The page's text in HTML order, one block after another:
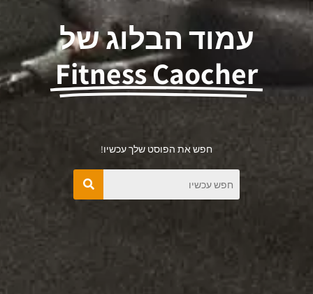
עמוד הבלוג של
Fitness Caocher
חפש את הפוסט שלך עכשיו!